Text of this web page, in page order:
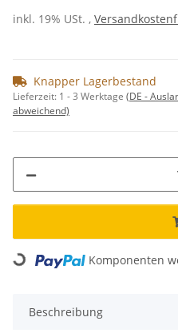
inkl. 19% USt. ,
Knapper Lagerbestand
Lieferzeit: 1 - 3 Werktage (DE -
abweichend)
Loading... Komponenten
Beschreibung